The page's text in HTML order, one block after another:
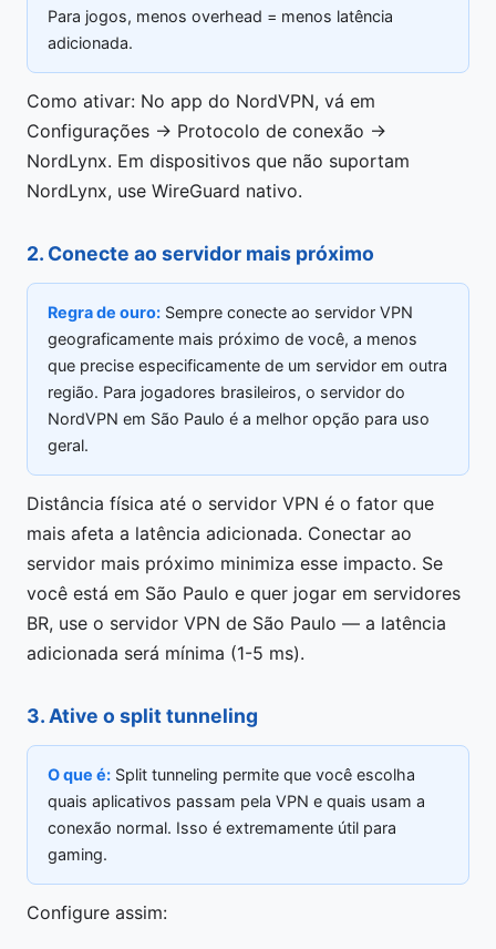
Para jogos, menos overhead = menos latência
adicionada.
Como ativar: No app do NordVPN, vá em
Configurações → Protocolo de conexão →
NordLynx. Em dispositivos que não suportam
NordLynx, use WireGuard nativo.
2. Conecte ao servidor mais próximo
Regra de ouro: Sempre conecte ao servidor VPN
geograficamente mais próximo de você, a menos
que precise especificamente de um servidor em outra
região. Para jogadores brasileiros, o servidor do
NordVPN em São Paulo é a melhor opção para uso
geral.
Distância física até o servidor VPN é o fator que
mais afeta a latência adicionada. Conectar ao
servidor mais próximo minimiza esse impacto. Se
você está em São Paulo e quer jogar em servidores
BR, use o servidor VPN de São Paulo — a latência
adicionada será mínima (1-5 ms).
3. Ative o split tunneling
O que é: Split tunneling permite que você escolha
quais aplicativos passam pela VPN e quais usam a
conexão normal. Isso é extremamente útil para
gaming.
Configure assim: